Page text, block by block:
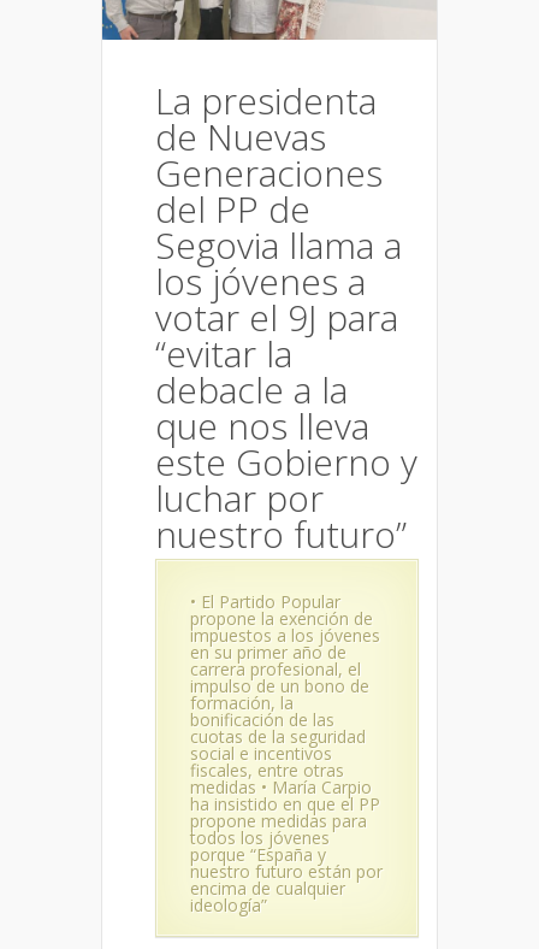
La presidenta
de Nuevas
Generaciones
del PP de
Segovia llama a
los jóvenes a
votar el 9J para
“evitar la
debacle a la
que nos lleva
este Gobierno y
luchar por
nuestro futuro”
• El Partido Popular
propone la exención de
impuestos a los jóvenes
en su primer año de
carrera profesional, el
impulso de un bono de
formación, la
bonificación de las
cuotas de la seguridad
social e incentivos
fiscales, entre otras
medidas • María Carpio
ha insistido en que el PP
propone medidas para
todos los jóvenes
porque “España y
nuestro futuro están por
encima de cualquier
ideología”